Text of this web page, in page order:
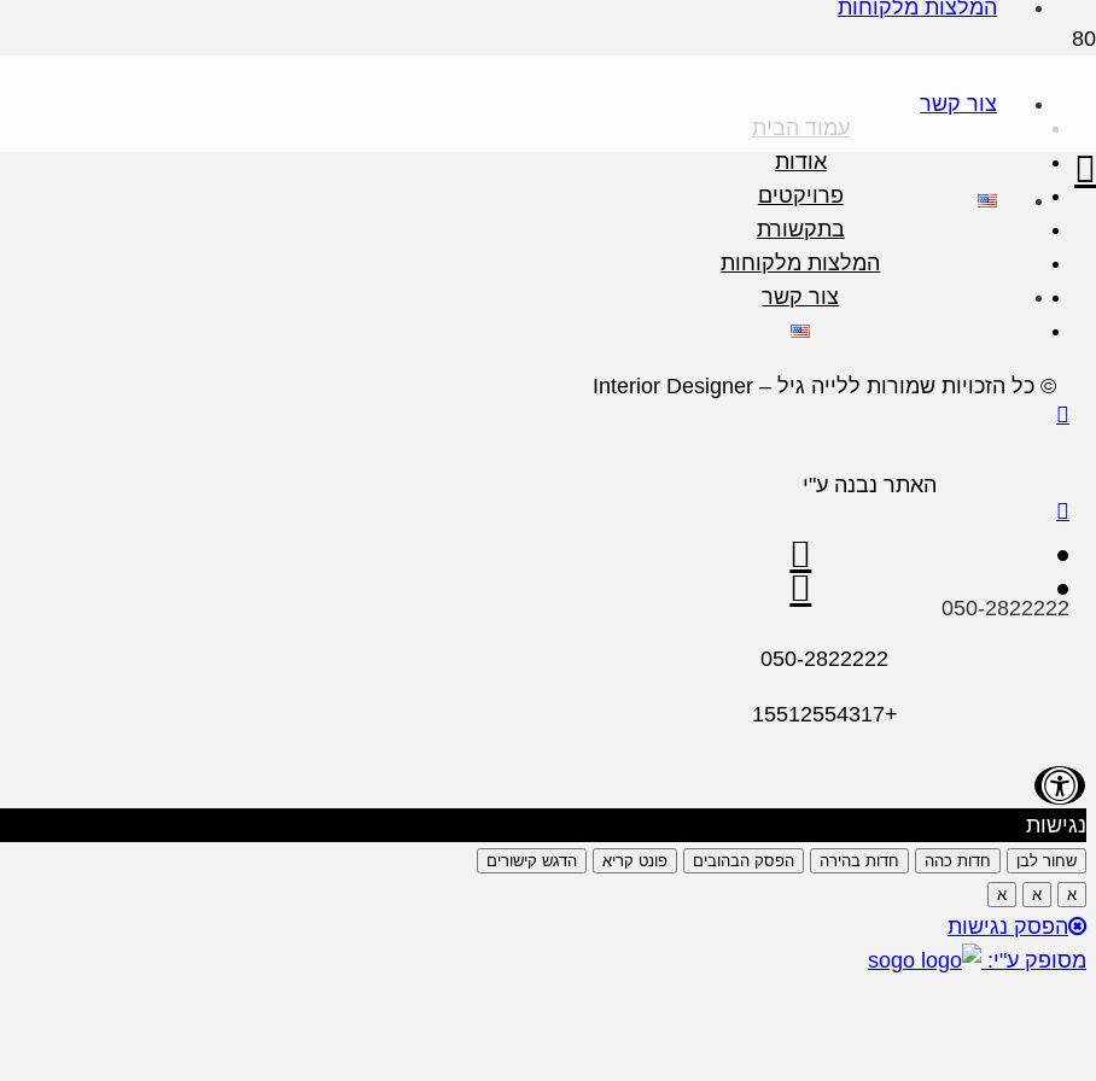
המלצות מלקוחות
צור קשר
050-2822222
עמוד הבית
אודות
פרויקטים
בתקשורת
המלצות מלקוחות
צור קשר
© כל הזכויות שמורות ללייה גיל – Interior Designer
האתר נבנה ע"י
050-2822222
+15512554317
נגישות
שחור לבן חדות כהה חדות בהירה הפסק הבהובים פונט קריא
הדגש קישורים
א
א א
הפסק נגישות
מסופק ע"י: